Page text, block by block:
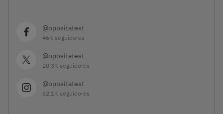
@opositatest
46K seguidores
@opositatest
20.3K seguidores
@opositatest
62.1K seguidores